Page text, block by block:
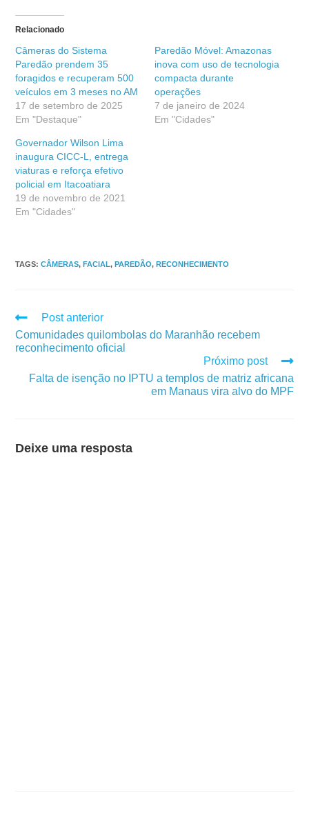
Relacionado
Câmeras do Sistema
Paredão prendem 35
foragidos e recuperam 500
veículos em 3 meses no AM
17 de setembro de 2025
Em "Destaque"
Paredão Móvel: Amazonas
inova com uso de tecnologia
compacta durante
operações
7 de janeiro de 2024
Em "Cidades"
Governador Wilson Lima
inaugura CICC-L, entrega
viaturas e reforça efetivo
policial em Itacoatiara
19 de novembro de 2021
Em "Cidades"
TAGS:CÂMERAS, FACIAL, PAREDÃO, RECONHECIMENTO
Post anterior
Comunidades quilombolas do Maranhão recebem
reconhecimento oficial
Próximo post
Falta de isenção no IPTU a templos de matriz africana
em Manaus vira alvo do MPF
Deixe uma resposta